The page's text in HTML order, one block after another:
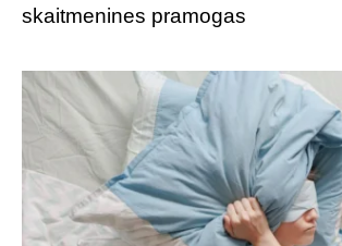
skaitmenines pramogas